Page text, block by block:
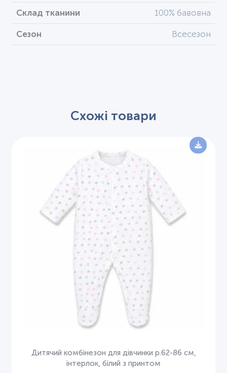
Склад тканини 100% бавовна
Сезон Всесезон
Схожі товари
Дитячий комбінезон для дівчинки р.62-86 см,
інтерлок, білий з принтом